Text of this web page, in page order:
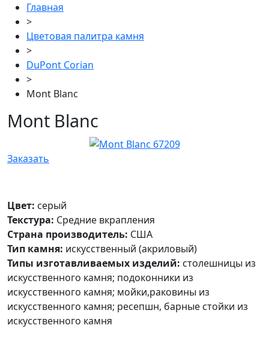
Главная
>
Цветовая палитра камня
>
DuPont Corian
>
Mont Blanc
Mont Blanc
Заказать
Цвет: серый
Текстура: Средние вкрапления
Страна производитель: США
Тип камня: искусственный (акриловый)
Типы изготавливаемых изделий: столешницы из
искусственного камня; подоконники из
искусственного камня; мойки,раковины из
искусственного камня; ресепшн, барные стойки из
искусственного камня